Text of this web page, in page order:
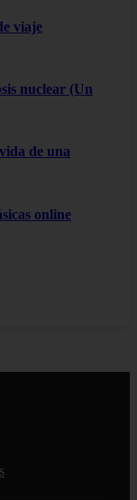
viaje
nuclear (Un
de una
online